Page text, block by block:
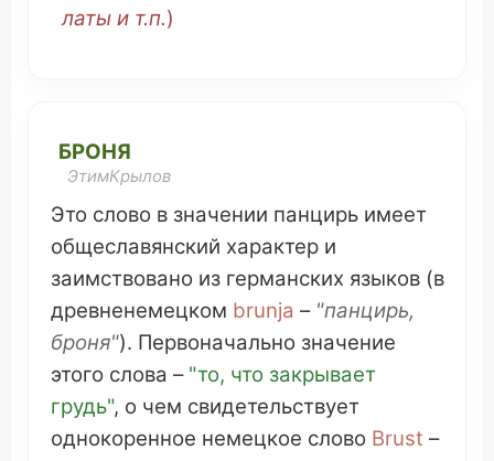
латы и т.п.)
БРОНЯ
ЭтимКрылов
Это слово в значении панцирь имеет
общеславянский характер и
заимствовано из германских языков (в
древненемецком brunja – "панцирь,
броня"). Первоначально значение
этого слова – "то, что закрывает
грудь", о чем свидетельствует
однокоренное немецкое слово Brust –